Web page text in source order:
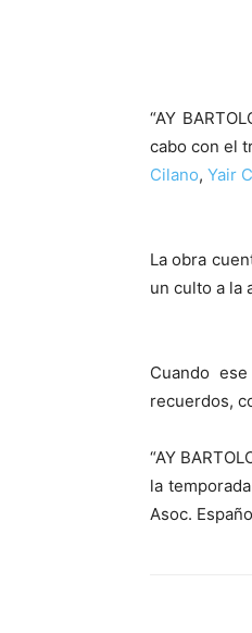
“AY
cabo con el
Cilano, Yair
La obra
un culto a la
Cuando
recuerdos,
“AY
la
Asoc.